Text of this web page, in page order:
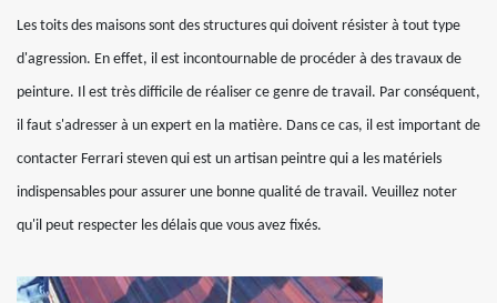
Les toits des maisons sont des structures qui doivent résister à tout type
d'agression. En effet, il est incontournable de procéder à des travaux de
peinture. Il est très difficile de réaliser ce genre de travail. Par conséquent,
il faut s'adresser à un expert en la matière. Dans ce cas, il est important de
contacter Ferrari steven qui est un artisan peintre qui a les matériels
indispensables pour assurer une bonne qualité de travail. Veuillez noter
qu'il peut respecter les délais que vous avez fixés.